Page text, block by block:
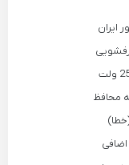
ایران
محافظ